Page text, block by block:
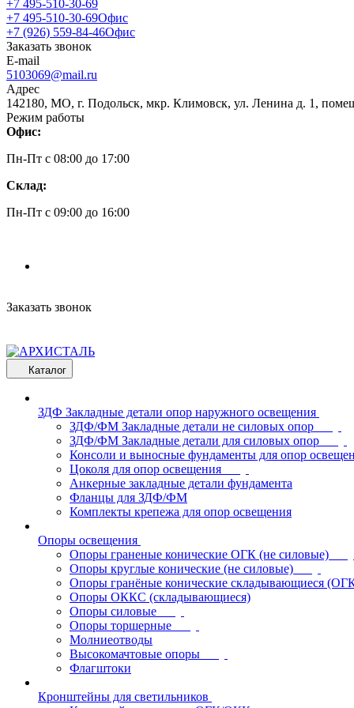
+7 495-510-30-69
+7 495-510-30-69Офис
+7 (926) 559-84-46Офис
Заказать звонок
E-mail
5103069@mail.ru
Адрес
142180, МО, г. Подольск, мкр. Климовск, ул. Ленина д. 1,
Режим работы
Офис:
Пн-Пт c 08:00 до 17:00
Склад:
Пн-Пт c 09:00 до 16:00
Заказать звонок
Каталог
ЗДФ Закладные детали опор наружного освещения
ЗДФ/ФМ Закладные детали не силовых опор
ЗДФ/ФМ Закладные детали для силовых опор
Консоли и выносные фундаменты для опор
Цоколя для опор освещения
Анкерные закладные детали фундамента
Фланцы для ЗДФ/ФМ
Комплекты крепежа для опор освещения
Опоры освещения
Опоры граненые конические ОГК (не силовые)
Опоры круглые конические (не силовые)
Опоры гранёные конические складывающиеся
Опоры ОККС (складывающиеся)
Опоры силовые
Опоры торшерные
Молниеотводы
Высокомачтовые опоры
Флагштоки
Кронштейны для светильников